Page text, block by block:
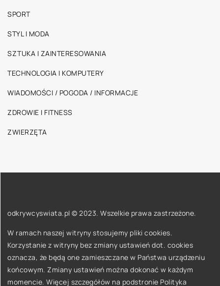
SPORT
STYL I MODA
SZTUKA I ZAINTERESOWANIA
TECHNOLOGIA I KOMPUTERY
WIADOMOŚCI / POGODA / INFORMACJE
ZDROWIE I FITNESS
ZWIERZĘTA
odkrywcyswiata.pl © 2023. Wszelkie prawa zastrzeżone.
W ramach naszej witryny stosujemy pliki cookies.
Korzystanie z witryny bez zmiany ustawień dot. cookies
oznacza, że będą one zamieszczane w Państwa urządzeniu
końcowym. Zmiany ustawień można dokonać w każdym
momencie. Więcej szczegółów na podstronie Polityka